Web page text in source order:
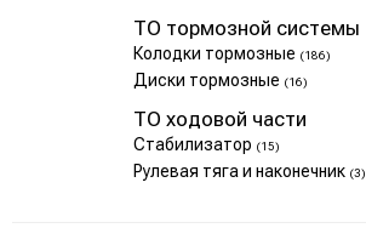
ТО тормозной системы
Колодки тормозные (186)
Диски тормозные (16)
ТО ходовой части
Стабилизатор (15)
Рулевая тяга и наконечник (3)